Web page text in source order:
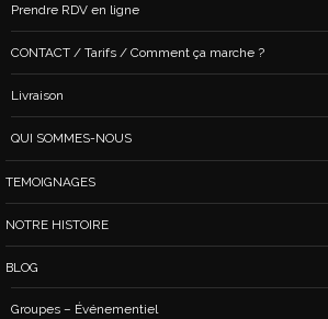
Prendre RDV en ligne
CONTACT / Tarifs / Comment ça marche ?
Livraison
QUI SOMMES-NOUS
TEMOIGNAGES
NOTRE HISTOIRE
BLOG
Groupes – Événementiel